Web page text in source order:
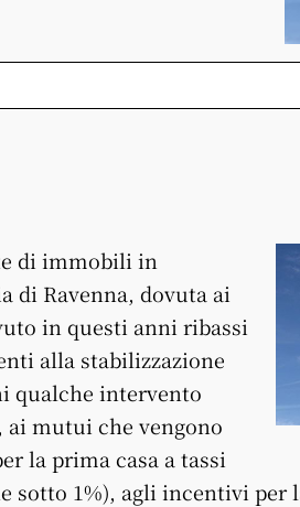
di immobili in
di Ravenna, dovuta ai
in questi anni ribassi
alla stabilizzazione
qualche intervento
mutui che vengono
la prima casa a tassi
sotto 1%), agli incentivi per